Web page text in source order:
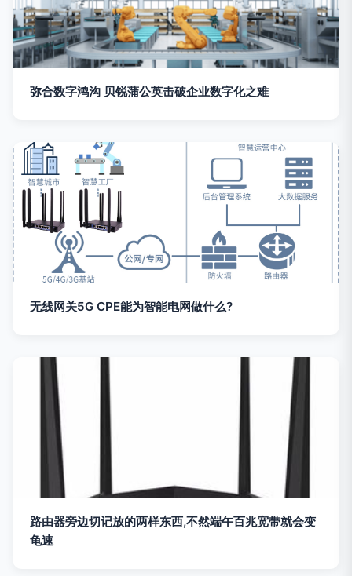
弥合数字鸿沟 贝锐蒲公英击破企业数字化之难
无线网关5G CPE能为智能电网做什么?
路由器旁边切记放的两样东西,不然端午百兆宽带就会变
龟速